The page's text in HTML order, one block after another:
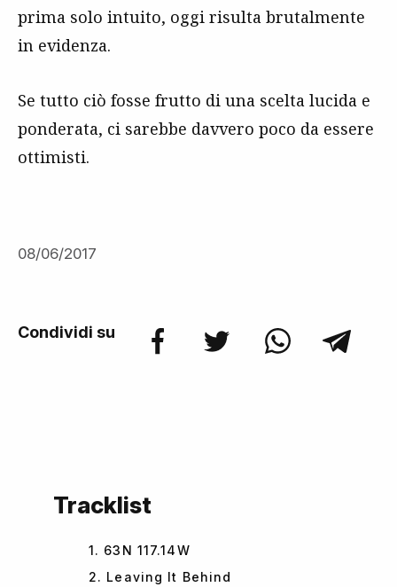
prima solo intuito, oggi risulta brutalmente
in evidenza.
Se tutto ciò fosse frutto di una scelta lucida e
ponderata, ci sarebbe davvero poco da essere
ottimisti.
08/06/2017
Condividi su
Tracklist
1. 63N 117.14W
2. Leaving It Behind